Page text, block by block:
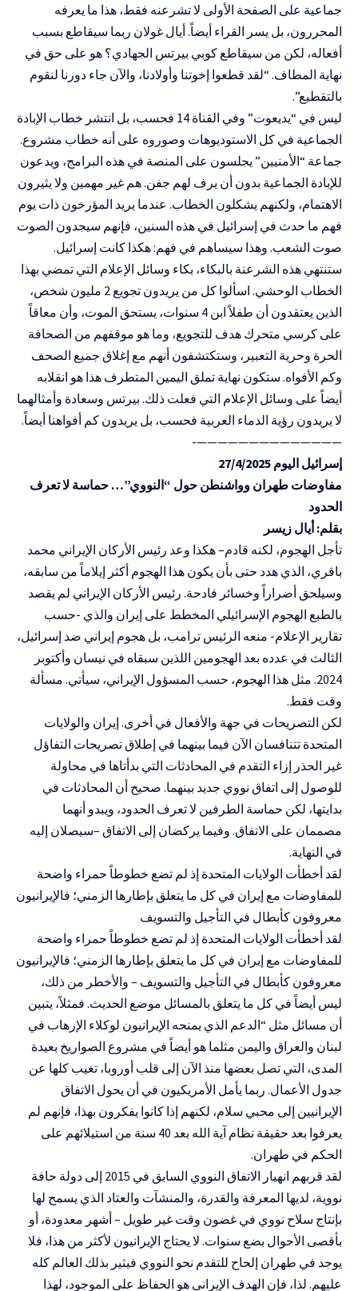
جماعية على الصفحة الأولى لا تشرعنه فقط، هذا ما يعرفه
المحررون، بل يسر القراء أيضاً. أيال غولان ربما سيقاطع بسبب
أفعاله، لكن من سيقاطع كوبي بيرتس الجهادي؟ هو على حق في
نهاية المطاف. “لقد قطعوا إخوتنا وأولادنا، والآن جاء دورنا لنقوم
بالتقطيع”.
ليس في “يديعوت” وفي القناة 14 فحسب، بل انتشر خطاب الإبادة
الجماعية في كل الاستوديوهات وصوروه على أنه خطاب مشروع.
جماعة “الأمنيين” يجلسون على المنصة في هذه البرامج، ويدعون
للإبادة الجماعية بدون أن يرف لهم جفن. هم غير مهمين ولا يثيرون
الاهتمام، ولكنهم يشكلون الخطاب. عندما يريد المؤرخون ذات يوم
فهم ما حدث في إسرائيل في هذه السنين، فإنهم سيجدون الصوت
صوت الشعب. وهذا سيساهم في فهم: هكذا كانت إسرائيل.
ستنتهي هذه الشرعنة بالبكاء، بكاء وسائل الإعلام التي تمضي بهذا
الخطاب الوحشي. اسألوا كل من يريدون تجويع 2 مليون شخص،
الذين يعتقدون أن طفلاً ابن 4 سنوات، يستحق الموت، وأن معاقاً
على كرسي متحرك هدف للتجويع، وما هو موقفهم من الصحافة
الحرة وحرية التعبير، وستكتشفون أنهم مع إغلاق جميع الصحف
وكم الأفواه. ستكون نهاية تملق اليمين المتطرف هذا هو انقلابه
أيضاً على وسائل الإعلام التي فعلت ذلك. بيرتس وسعادة وأمثالهما
لا يريدون رؤية الدماء العربية فحسب، بل يريدون كم أفواهنا أيضاً.
——————————————-
إسرائيل اليوم 27/4/2025
مفاوضات طهران وواشنطن حول “النووي”… حماسة لا تعرف
الحدود
بقلم: أيال زيسر
تأجل الهجوم، لكنه قادم– هكذا وعد رئيس الأركان الإيراني محمد
باقري، الذي هدد حتى بأن يكون هذا الهجوم أكثر إيلاماً من سابقه،
وسيلحق أضراراً وخسائر فادحة. رئيس الأركان الإيراني لم يقصد
بالطبع الهجوم الإسرائيلي المخطط على إيران والذي -حسب
تقارير الإعلام- منعه الرئيس ترامب، بل هجوم إيراني ضد إسرائيل،
الثالث في عدده بعد الهجومين اللذين سبقاه في نيسان وأكتوبر
2024. مثل هذا الهجوم، حسب المسؤول الإيراني، سيأتي. مسألة
وقت فقط.
لكن التصريحات في جهة والأفعال في أخرى. إيران والولايات
المتحدة تتنافسان الآن فيما بينهما في إطلاق تصريحات التفاؤل
غير الحذر إزاء التقدم في المحادثات التي بدأتاها في محاولة
للوصول إلى اتفاق نووي جديد بينهما. صحيح أن المحادثات في
بدايتها، لكن حماسة الطرفين لا تعرف الحدود، ويبدو أنهما
مصممان على الاتفاق. وفيما يركضان إلى الاتفاق –سيصلان إليه
في النهاية.
لقد أخطأت الولايات المتحدة إذ لم تضع خطوطاً حمراء واضحة
للمفاوضات مع إيران في كل ما يتعلق بإطارها الزمني؛ فالإيرانيون
معروفون كأبطال في التأجيل والتسويف
لقد أخطأت الولايات المتحدة إذ لم تضع خطوطاً حمراء واضحة
للمفاوضات مع إيران في كل ما يتعلق بإطارها الزمني؛ فالإيرانيون
معروفون كأبطال في التأجيل والتسويف – والأخطر من ذلك،
ليس أيضاً في كل ما يتعلق بالمسائل موضع الحديث. فمثلاً، يتبين
أن مسائل مثل “الدعم الذي يمنحه الإيرانيون لوكلاء الإرهاب في
لبنان والعراق واليمن مثلما هو أيضاً في مشروع الصواريخ بعيدة
المدى، التي تصل بعضها منذ الآن إلى قلب أوروبا، تغيب كلها عن
جدول الأعمال. ربما يأمل الأمريكيون في أن يحول الاتفاق
الإيرانيين إلى محبي سلام، لكنهم إذا كانوا يفكرون بهذا، فإنهم لم
يعرفوا بعد حقيقة نظام آية الله بعد 40 سنة من استيلائهم على
الحكم في طهران.
لقد قربهم انهيار الاتفاق النووي السابق في 2015 إلى دولة حافة
نووية، لديها المعرفة والقدرة، والمنشآت والعتاد الذي يسمح لها
بإنتاج سلاح نووي في غضون وقت غير طويل – أشهر معدودة، أو
بأقصى الأحوال بضع سنوات. لا يحتاج الإيرانيون لأكثر من هذا، فلا
يوجد في طهران إلحاح للتقدم نحو النووي فيثير بذلك العالم كله
عليهم. لذا، فإن الهدف الإيراني هو الحفاظ على الموجود، لهذا